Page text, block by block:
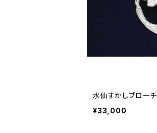
水仙すかしブローチ
¥33,000